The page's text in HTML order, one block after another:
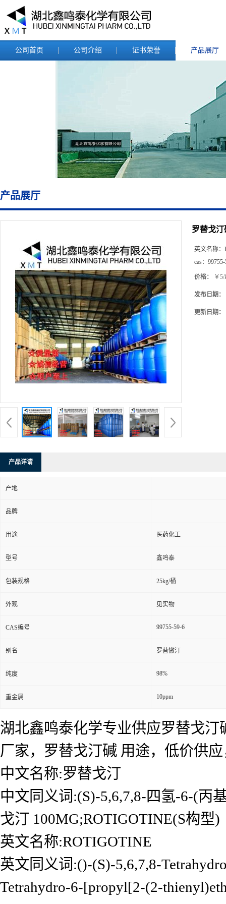
公司首页 公司介绍 证书荣誉 产品展厅
产品展厅
罗替戈汀
英文名称：
cas：
价格： ￥5/
发布日期：
更新日期：
产品详请
产地
品牌
用途 医药化工
型号 鑫鸣泰
包装规格 25kg/桶
外观 见实物
CAS编号 99755-59-6
别名 罗替慠汀
纯度 98%
重金属 10ppm
湖北鑫鸣泰化学专业供应罗替戈
厂家，罗替戈汀碱 用途，低价供
中文名称:罗替戈汀
中文同义词:(S)-5,6,7,8-四氢-6-(丙
戈汀 100MG;ROTIGOTINE(S构型)
英文名称:ROTIGOTINE
英文同义词:()-(S)-5,6,7,8-
Tetrahydro-6-[propyl[2-(2-